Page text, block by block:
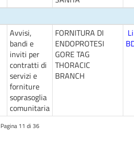
Pagina 11 di 36
Avvisi,
bandi e
inviti per
contratti di
servizi e
forniture
soprasoglia
comunitaria
FORNITURA DI
ENDOPROTESI
GORE TAG
THORACIC
BRANCH